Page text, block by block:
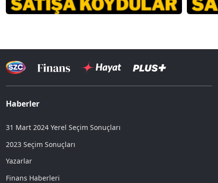
Haberler
31 Mart 2024 Yerel Seçim Sonuçları
2023 Seçim Sonuçları
Yazarlar
Finans Haberleri